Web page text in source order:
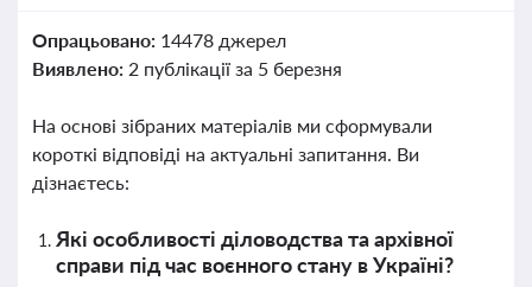
Опрацьовано: 14478 джерел
Виявлено: 2 публікації за 5 березня
На основі зібраних матеріалів ми сформували
короткі відповіді на актуальні запитання. Ви
дізнаєтесь:
Які особливості діловодства та архівної
справи під час воєнного стану в Україні?